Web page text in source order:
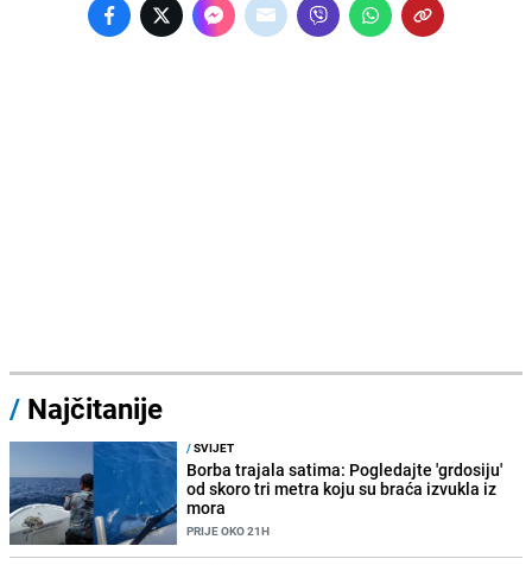
/ Najčitanije
/SVIJET
Borba trajala satima: Pogledajte 'grdosiju'
od skoro tri metra koju su braća izvukla iz
mora
PRIJE OKO 21H